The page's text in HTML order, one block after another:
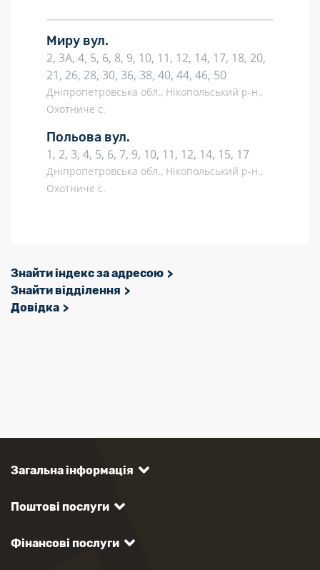
Миру вул.
2, 3А, 4, 5, 6, 8, 9, 10, 11, 12, 14, 17, 18, 20,
21, 26, 28, 30, 36, 38, 40, 44, 46, 50
Дніпропетровська обл., Нікопольський р-н.,
Охотниче с.
Польова вул.
1, 2, 3, 4, 5, 6, 7, 9, 10, 11, 12, 14, 15, 17
Дніпропетровська обл., Нікопольський р-н.,
Охотниче с.
Знайти індекс за адресою
Знайти відділення
Довідка
Загальна інформація
Поштові послуги
Фінансові послуги